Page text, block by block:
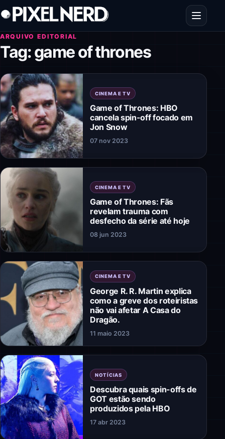
Pular para o conteúdo
Abrir
ARQUIVO EDITORIAL
Tag:game of thrones
CINEMA E TV
Game of Thrones: HBO
cancela spin-off focado em
Jon Snow
07 nov 2023
CINEMA E TV
Game of Thrones: Fãs
revelam trauma com
desfecho da série até hoje
08 jun 2023
CINEMA E TV
George R. R. Martin explica
como a greve dos roteiristas
não vai afetar A Casa do
Dragão.
11 maio 2023
NOTÍCIAS
Descubra quais spin-offs de
GOT estão sendo
produzidos pela HBO
17 abr 2023